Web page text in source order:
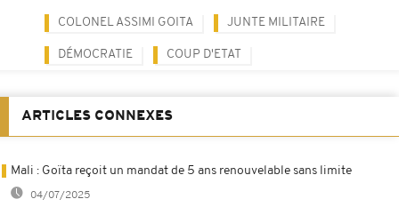
COLONEL ASSIMI GOITA JUNTE MILITAIRE
DÉMOCRATIE COUP D'ETAT
ARTICLES CONNEXES
Mali : Goïta reçoit un mandat de 5 ans renouvelable sans limite
04/07/2025